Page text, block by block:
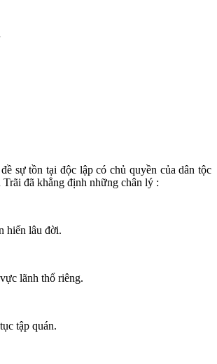
sự tồn tại độc lập có chủ quyền của dân tộc
đã khẳng định những chân lý :
hiến lâu đời.
lãnh thổ riêng.
tập quán.